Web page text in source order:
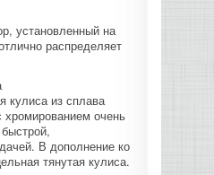
установленный на
распределяет
кулиса из сплава
хромированием очень
В дополнение ко
тянутая кулиса.